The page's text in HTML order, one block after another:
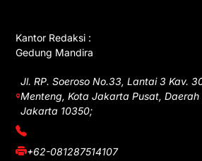
Kantor Redaksi :
Gedung Mandira
Jl. RP. Soeroso No.33, Lantai 3 Kav.
Menteng, Kota Jakarta Pusat, Daerah
Jakarta 10350;
(021) 3908026
+62-081287514107